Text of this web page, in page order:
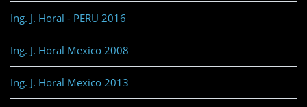
Ing. J. Horal - PERU 2016
Ing. J. Horal Mexico 2008
Ing. J. Horal Mexico 2013